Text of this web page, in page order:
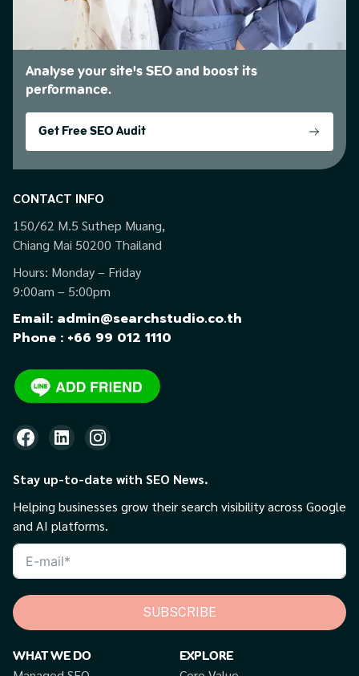
Analyse your site's SEO and boost its
performance.
Get Free SEO Audit
CONTACT INFO
150/62 M.5 Suthep Muang,
Chiang Mai 50200 Thailand
Hours: Monday – Friday
9:00am – 5:00pm
Email: admin@searchstudio.co.th
Phone : +66 99 012 1110
Stay up-to-date with SEO News.
Helping businesses grow their search visibility across Google
and AI platforms.
SUBSCRIBE
WHAT WE DO EXPLORE